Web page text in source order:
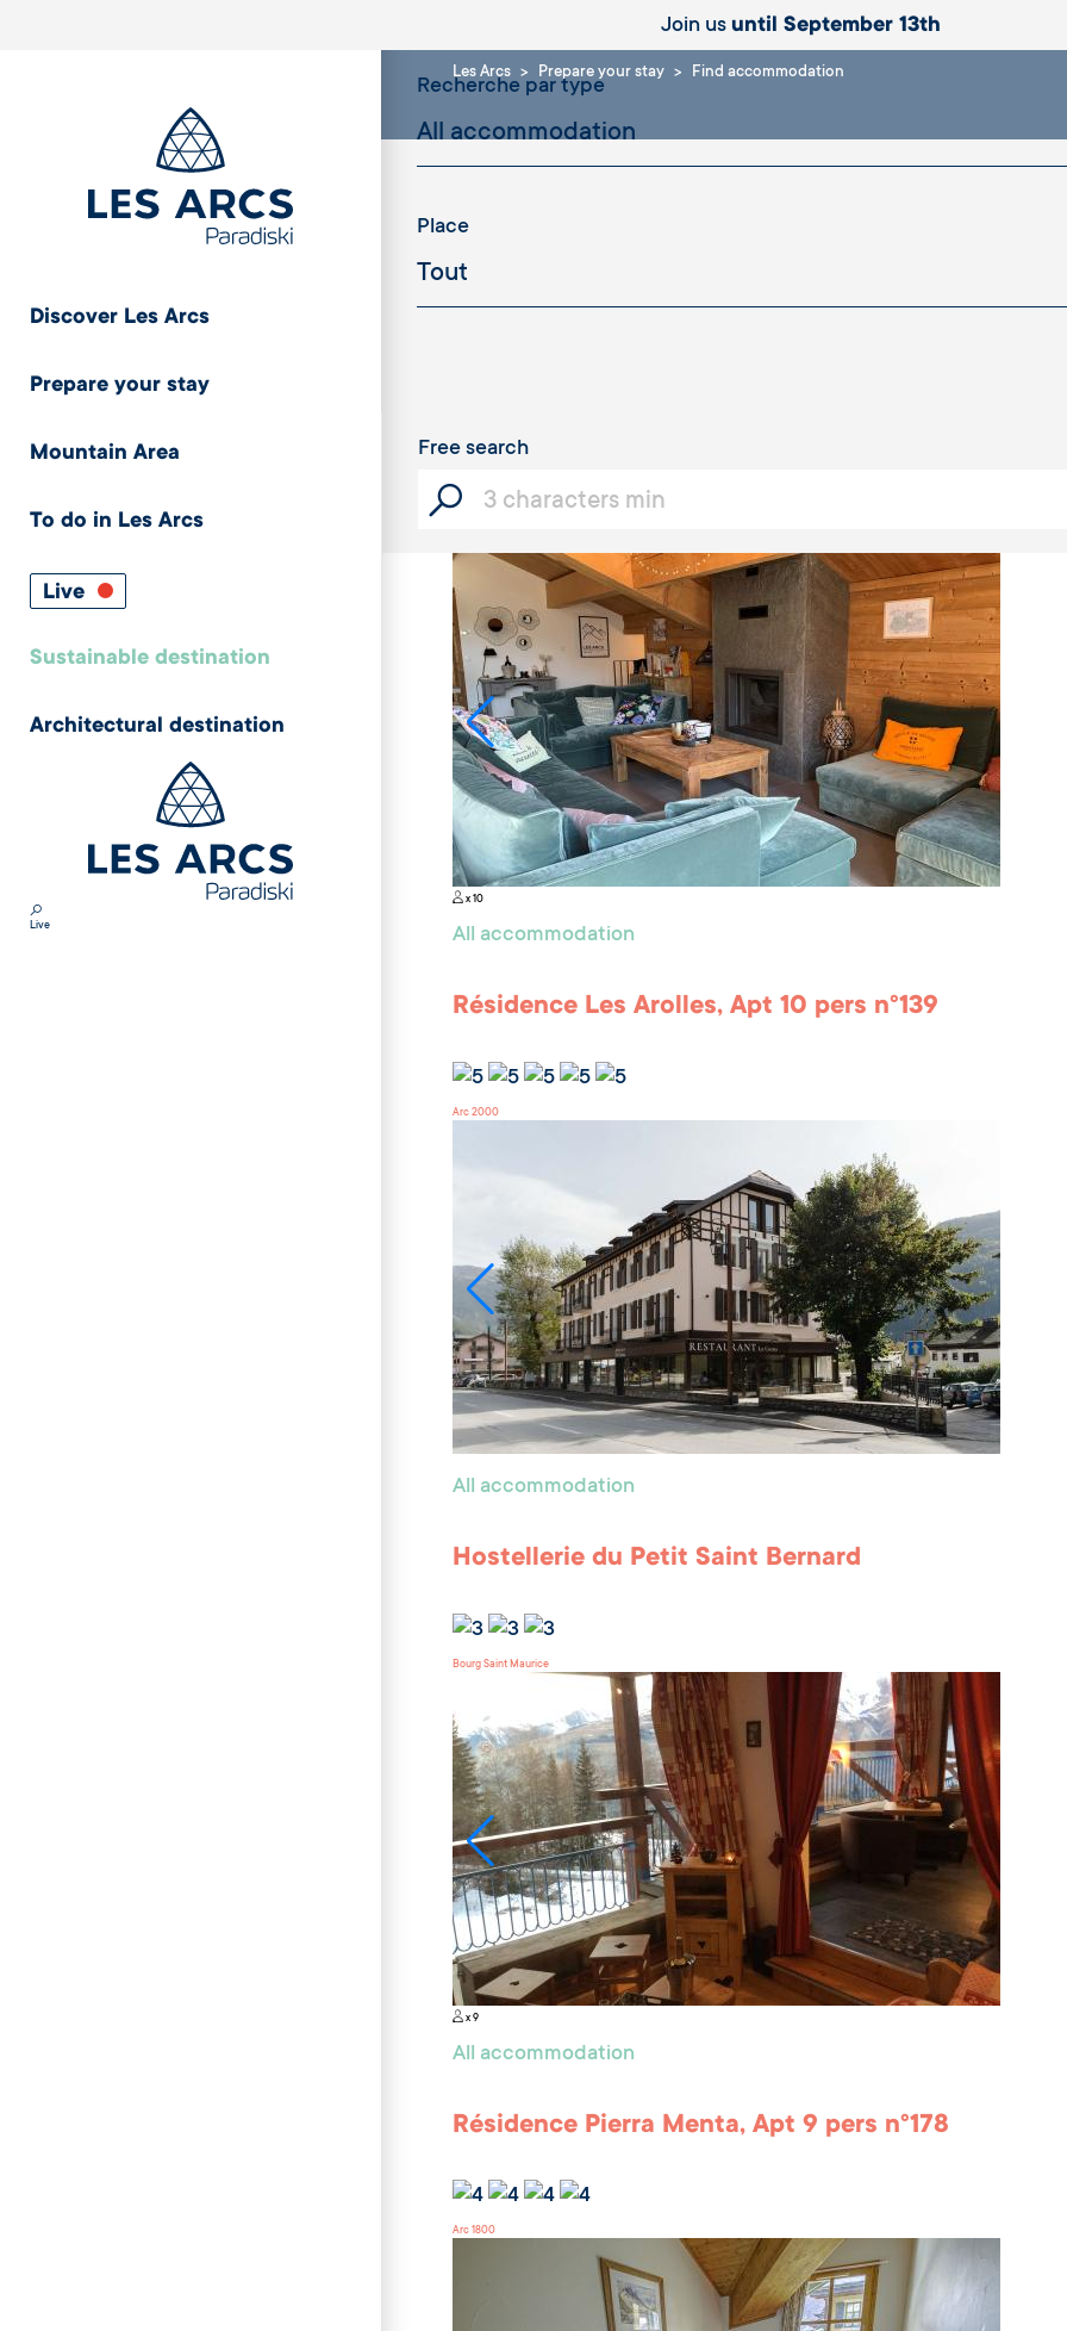
Join us until September 13th
Discover Les Arcs
Prepare your stay
Mountain Area
To do in Les Arcs
Live
Sustainable destination
Architectural destination
Live
Les Arcs Prepare your stay Find accommodation
Recherche par type
Place
Free search
Capacity
x 10
All accommodation
Résidence Les Arolles, Apt 10 pers n°139
Arc 2000
All accommodation
Hostellerie du Petit Saint Bernard
Bourg Saint Maurice
x 9
All accommodation
Résidence Pierra Menta, Apt 9 pers n°178
Arc 1800